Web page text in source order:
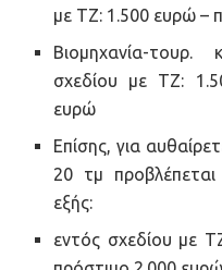
με ΤΖ: 1.500 ευρώ –
Βιομηχανία-
σχεδίου με ΤΖ:
ευρώ
Επίσης, για
20 τμ
εξής:
εντός σχεδίου με